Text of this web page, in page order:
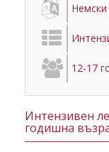
Немски
12-17
Интензивен
годишна